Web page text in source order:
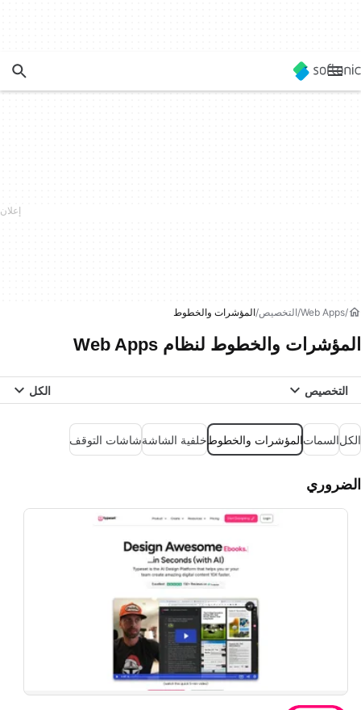
Web Apps التخصيص المؤشرات والخطوط
المؤشرات والخطوط لنظام Web Apps
التخصيص الكل
الكلالسماتالمؤشرات والخطوطخلفية الشاشةشاشات التوقف
الضروري